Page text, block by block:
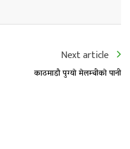
Next article
काठमाडाै पुग्याे मेलम्चीकाे पानी